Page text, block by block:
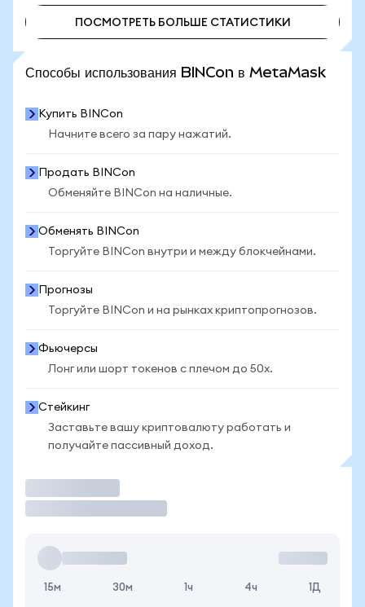
ПОСМОТРЕТЬ БОЛЬШЕ СТАТИСТИКИ
Способы использования BINCon в MetaMask
Купить BINCon
Начните всего за пару нажатий.
Продать BINCon
Обменяйте BINCon на наличные.
Обменять BINCon
Торгуйте BINCon внутри и между блокчейнами.
Прогнозы
Торгуйте BINCon и на рынках криптопрогнозов.
Фьючерсы
Лонг или шорт токенов с плечом до 50x.
Стейкинг
Заставьте вашу криптовалюту работать и
получайте пассивный доход.
15м 30м 1ч 4ч 1Д